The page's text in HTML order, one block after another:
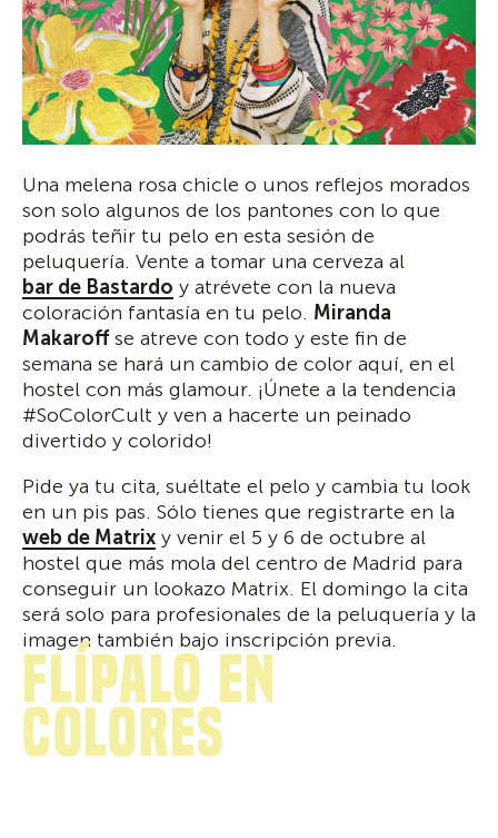
Una melena rosa chicle o unos reflejos morados
son solo algunos de los pantones con lo que
podrás teñir tu pelo en esta sesión de
peluquería. Vente a tomar una cerveza al
bar de Bastardo y atrévete con la nueva
coloración fantasía en tu pelo. Miranda
Makaroff se atreve con todo y este fin de
semana se hará un cambio de color aquí, en el
hostel con más glamour. ¡Únete a la tendencia
#SoColorCult y ven a hacerte un peinado
divertido y colorido!
Pide ya tu cita, suéltate el pelo y cambia tu look
en un pis pas. Sólo tienes que registrarte en la
web de Matrix y venir el 5 y 6 de octubre al
hostel que más mola del centro de Madrid para
conseguir un lookazo Matrix. El domingo la cita
será solo para profesionales de la peluquería y la
imagen también bajo inscripción previa.
Flípalo en
colores